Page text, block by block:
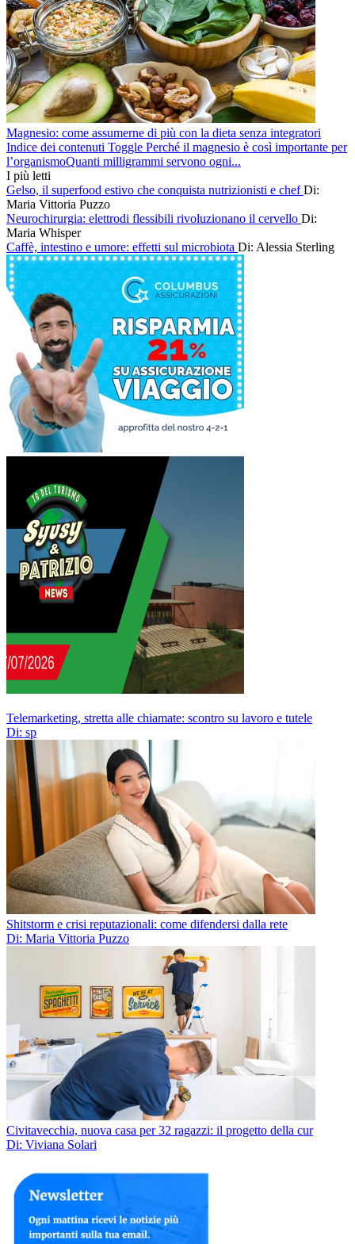
Magnesio: come assumerne di più con la dieta senza integratori
Indice dei contenuti Toggle Perché il magnesio è così importante per
l’organismoQuanti milligrammi servono ogni...
I più letti
Gelso, il superfood estivo che conquista nutrizionisti e chefDi:
Maria Vittoria Puzzo
Neurochirurgia: elettrodi flessibili rivoluzionano il cervello Di:
Maria Whisper
Caffè, intestino e umore: effetti sul microbiota Di: Alessia Sterling
Telemarketing, stretta alle chiamate: scontro su lavoro e tutele
Di: sp
Shitstorm e crisi reputazionali: come difendersi dalla rete
Di: Maria Vittoria Puzzo
Civitavecchia, nuova casa per 32 ragazzi: il progetto della cur
Di: Viviana Solari